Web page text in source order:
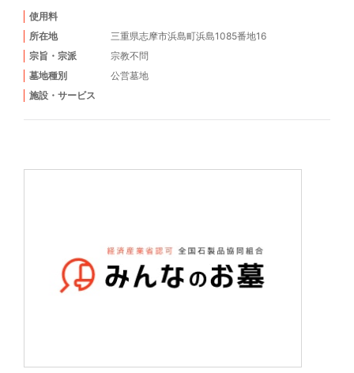
使用料
所在地
三重県志摩市浜島町浜島1085番地16
宗旨・宗派
宗教不問
墓地種別
公営墓地
施設・サービス